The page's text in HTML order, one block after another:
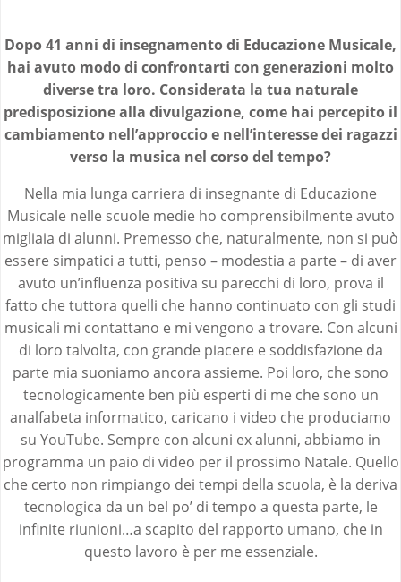
Dopo 41 anni di insegnamento di Educazione Musicale,
hai avuto modo di confrontarti con generazioni molto
diverse tra loro. Considerata la tua naturale
predisposizione alla divulgazione, come hai percepito il
cambiamento nell’approccio e nell’interesse dei ragazzi
verso la musica nel corso del tempo?
Nella mia lunga carriera di insegnante di Educazione
Musicale nelle scuole medie ho comprensibilmente avuto
migliaia di alunni. Premesso che, naturalmente, non si può
essere simpatici a tutti, penso – modestia a parte – di aver
avuto un’influenza positiva su parecchi di loro, prova il
fatto che tuttora quelli che hanno continuato con gli studi
musicali mi contattano e mi vengono a trovare. Con alcuni
di loro talvolta, con grande piacere e soddisfazione da
parte mia suoniamo ancora assieme. Poi loro, che sono
tecnologicamente ben più esperti di me che sono un
analfabeta informatico, caricano i video che produciamo
su YouTube. Sempre con alcuni ex alunni, abbiamo in
programma un paio di video per il prossimo Natale. Quello
che certo non rimpiango dei tempi della scuola, è la deriva
tecnologica da un bel po’ di tempo a questa parte, le
infinite riunioni…a scapito del rapporto umano, che in
questo lavoro è per me essenziale.